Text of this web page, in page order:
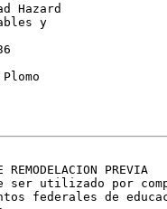
Hazard
y
REMODELACION PREVIA
ser utilizado por
federales de